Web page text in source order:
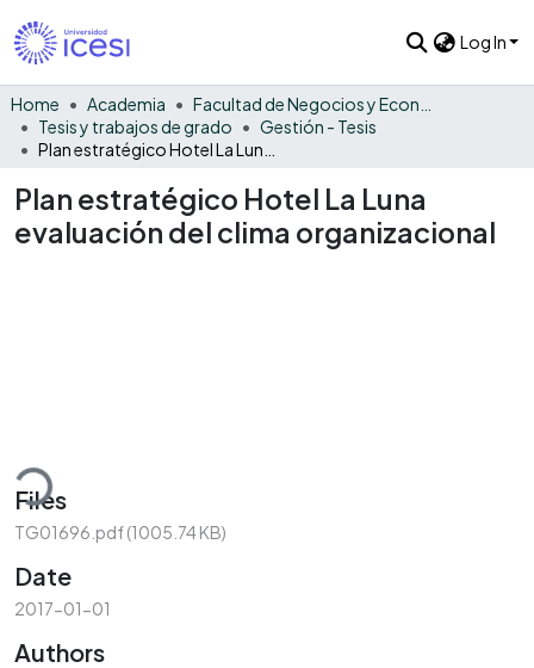
Log In
Home Academia
Tesis y trabajos de grado
Gestión - Tesis
Plan estratégico Hotel La Luna
evaluación del clima organizacional
Files
TG01696.pdf(1005.74 KB)
Date
2017-01-01
Authors